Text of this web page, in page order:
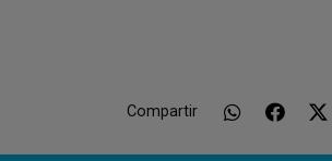
Compartir